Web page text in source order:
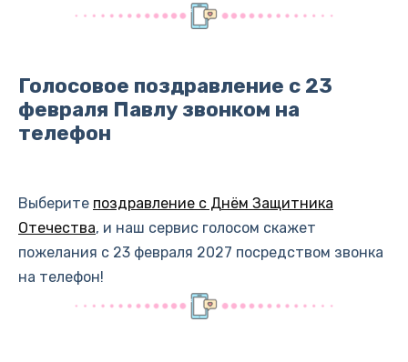
Голосовое поздравление с 23
февраля Павлу звонком на
телефон
Выберите поздравление с Днём Защитника
Отечества, и наш сервис голосом скажет
пожелания с 23 февраля 2027 посредством звонка
на телефон!